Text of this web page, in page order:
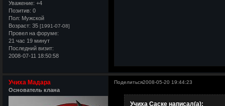
Уважение: +4
Позитив: 0
Пол: Мужской
Возраст: 35 [1991-07-08]
Провел на форуме:
21 час 19 минут
Последний визит:
2008-07-11 18:50:58
Поделиться2008-05-20 19:44:23
Учиха Мадара
Основатель клана
Учиха Саске написал(а):